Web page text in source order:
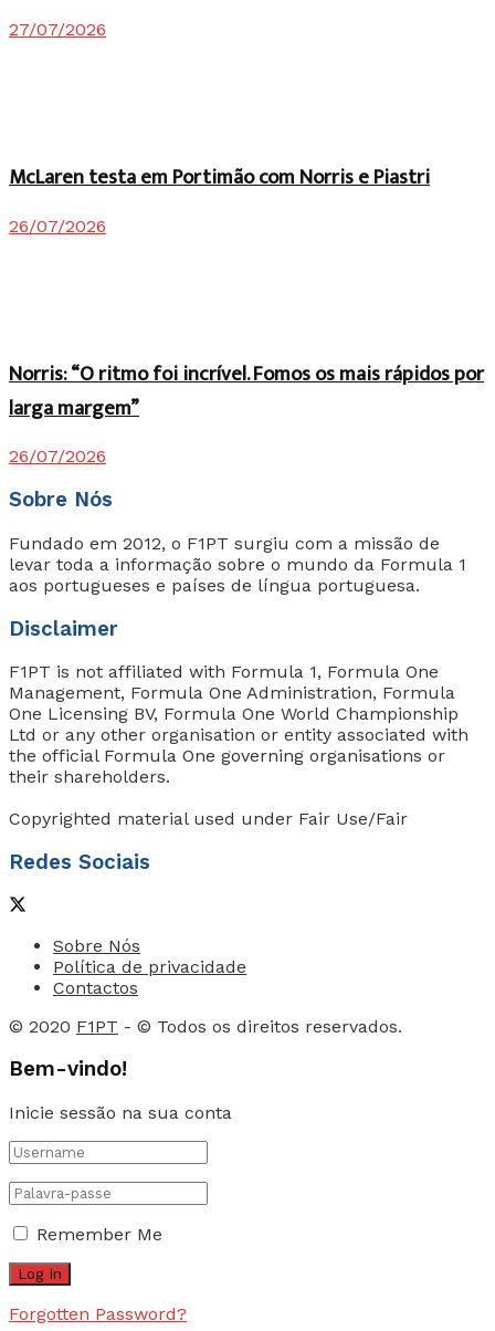
27/07/2026
McLaren testa em Portimão com Norris e Piastri
26/07/2026
Norris: “O ritmo foi incrível. Fomos os mais rápidos por
larga margem”
26/07/2026
Sobre Nós
Fundado em 2012, o F1PT surgiu com a missão de
levar toda a informação sobre o mundo da Formula 1
aos portugueses e países de língua portuguesa.
Disclaimer
F1PT is not affiliated with Formula 1, Formula One
Management, Formula One Administration, Formula
One Licensing BV, Formula One World Championship
Ltd or any other organisation or entity associated with
the official Formula One governing organisations or
their shareholders.
Copyrighted material used under Fair Use/Fair
Redes Sociais
Sobre Nós
Política de privacidade
Contactos
© 2020 F1PT - © Todos os direitos reservados.
Bem-vindo!
Inicie sessão na sua conta
Remember Me
Forgotten Password?